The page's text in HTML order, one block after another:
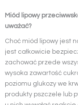
Miód lipowy
uważać?
Choć miód lipowy jest
jest całkowicie
zachować przede
wysoka zawartość
poziomu glukozy we
produkty pszczele lub